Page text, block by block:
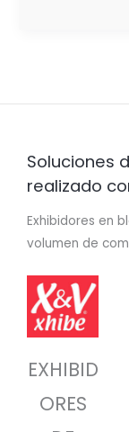
Soluciones
realizado
Exhibidores en
volumen de
EXHIBID
ORES